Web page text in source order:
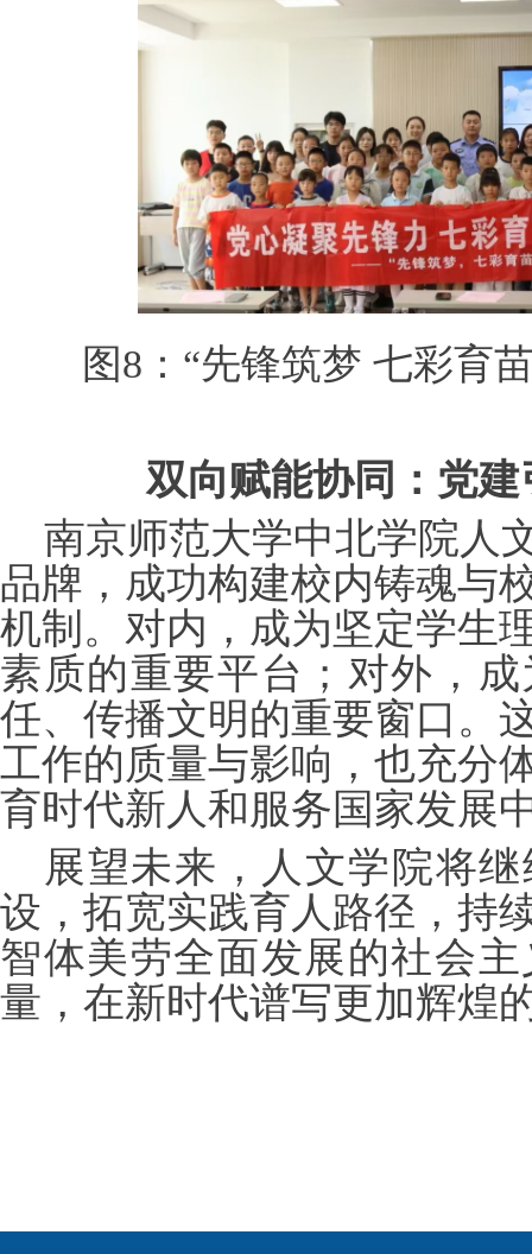
图8：“先锋筑梦 七彩育
双向赋能协同：党
南京师范大学中北学院人
品牌，成功构建校内铸魂与
机制。对内，成为坚定学生
素质的重要平台；对外，
任、传播文明的重要窗口。
工作的质量与影响，也充分
育时代新人和服务国家发展
展望未来， 人文学院将
设，拓宽实践育人路径，持
智体美劳全面发展的社会
量，在新时代谱写更加辉煌